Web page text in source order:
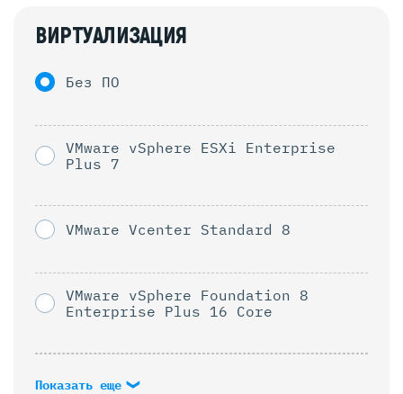
ВИРТУАЛИЗАЦИЯ
Без ПО
VMware vSphere ESXi Enterprise
Plus 7
VMware Vcenter Standard 8
VMware vSphere Foundation 8
Enterprise Plus 16 Core
Показать еще